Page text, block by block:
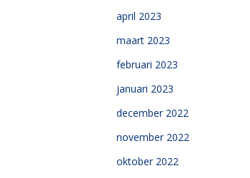
april 2023
maart 2023
februari 2023
januari 2023
december 2022
november 2022
oktober 2022